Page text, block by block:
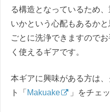
る構造となっているため
いかという心配もあるか
ごとに洗浄できますので
く使えるギアです。
本ギアに興味がある方は
ト「 Makuake 」をチェ